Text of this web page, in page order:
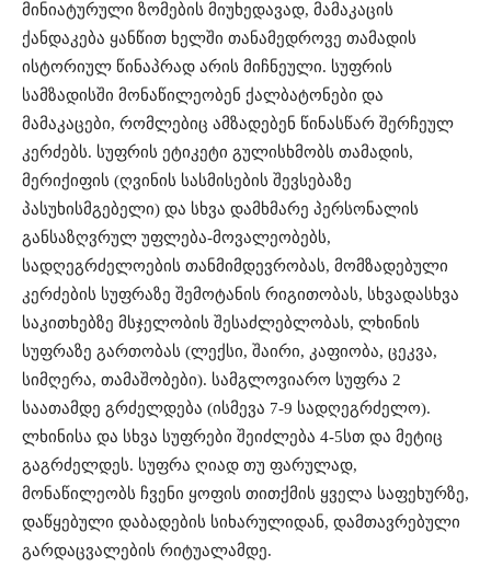
მინიატურული ზომების მიუხედავად, მამაკაცის
ქანდაკება ყანწით ხელში თანამედროვე თამადის
ისტორიულ წინაპრად არის მიჩნეული. სუფრის
სამზადისში მონაწილეობენ ქალბატონები და
მამაკაცები, რომლებიც ამზადებენ წინასწარ შერჩეულ
კერძებს. სუფრის ეტიკეტი გულისხმობს თამადის,
მერიქიფის (ღვინის სასმისების შევსებაზე
პასუხისმგებელი) და სხვა დამხმარე პერსონალის
განსაზღვრულ უფლება-მოვალეობებს,
სადღეგრძელოების თანმიმდევრობას, მომზადებული
კერძების სუფრაზე შემოტანის რიგითობას, სხვადასხვა
საკითხებზე მსჯელობის შესაძლებლობას, ლხინის
სუფრაზე გართობას (ლექსი, შაირი, კაფიობა, ცეკვა,
სიმღერა, თამაშობები). სამგლოვიარო სუფრა 2
საათამდე გრძელდება (ისმევა 7-9 სადღეგრძელო).
ლხინისა და სხვა სუფრები შეიძლება 4-5სთ და მეტიც
გაგრძელდეს. სუფრა ღიად თუ ფარულად,
მონაწილეობს ჩვენი ყოფის თითქმის ყველა საფეხურზე,
დაწყებული დაბადების სიხარულიდან, დამთავრებული
გარდაცვალების რიტუალამდე.